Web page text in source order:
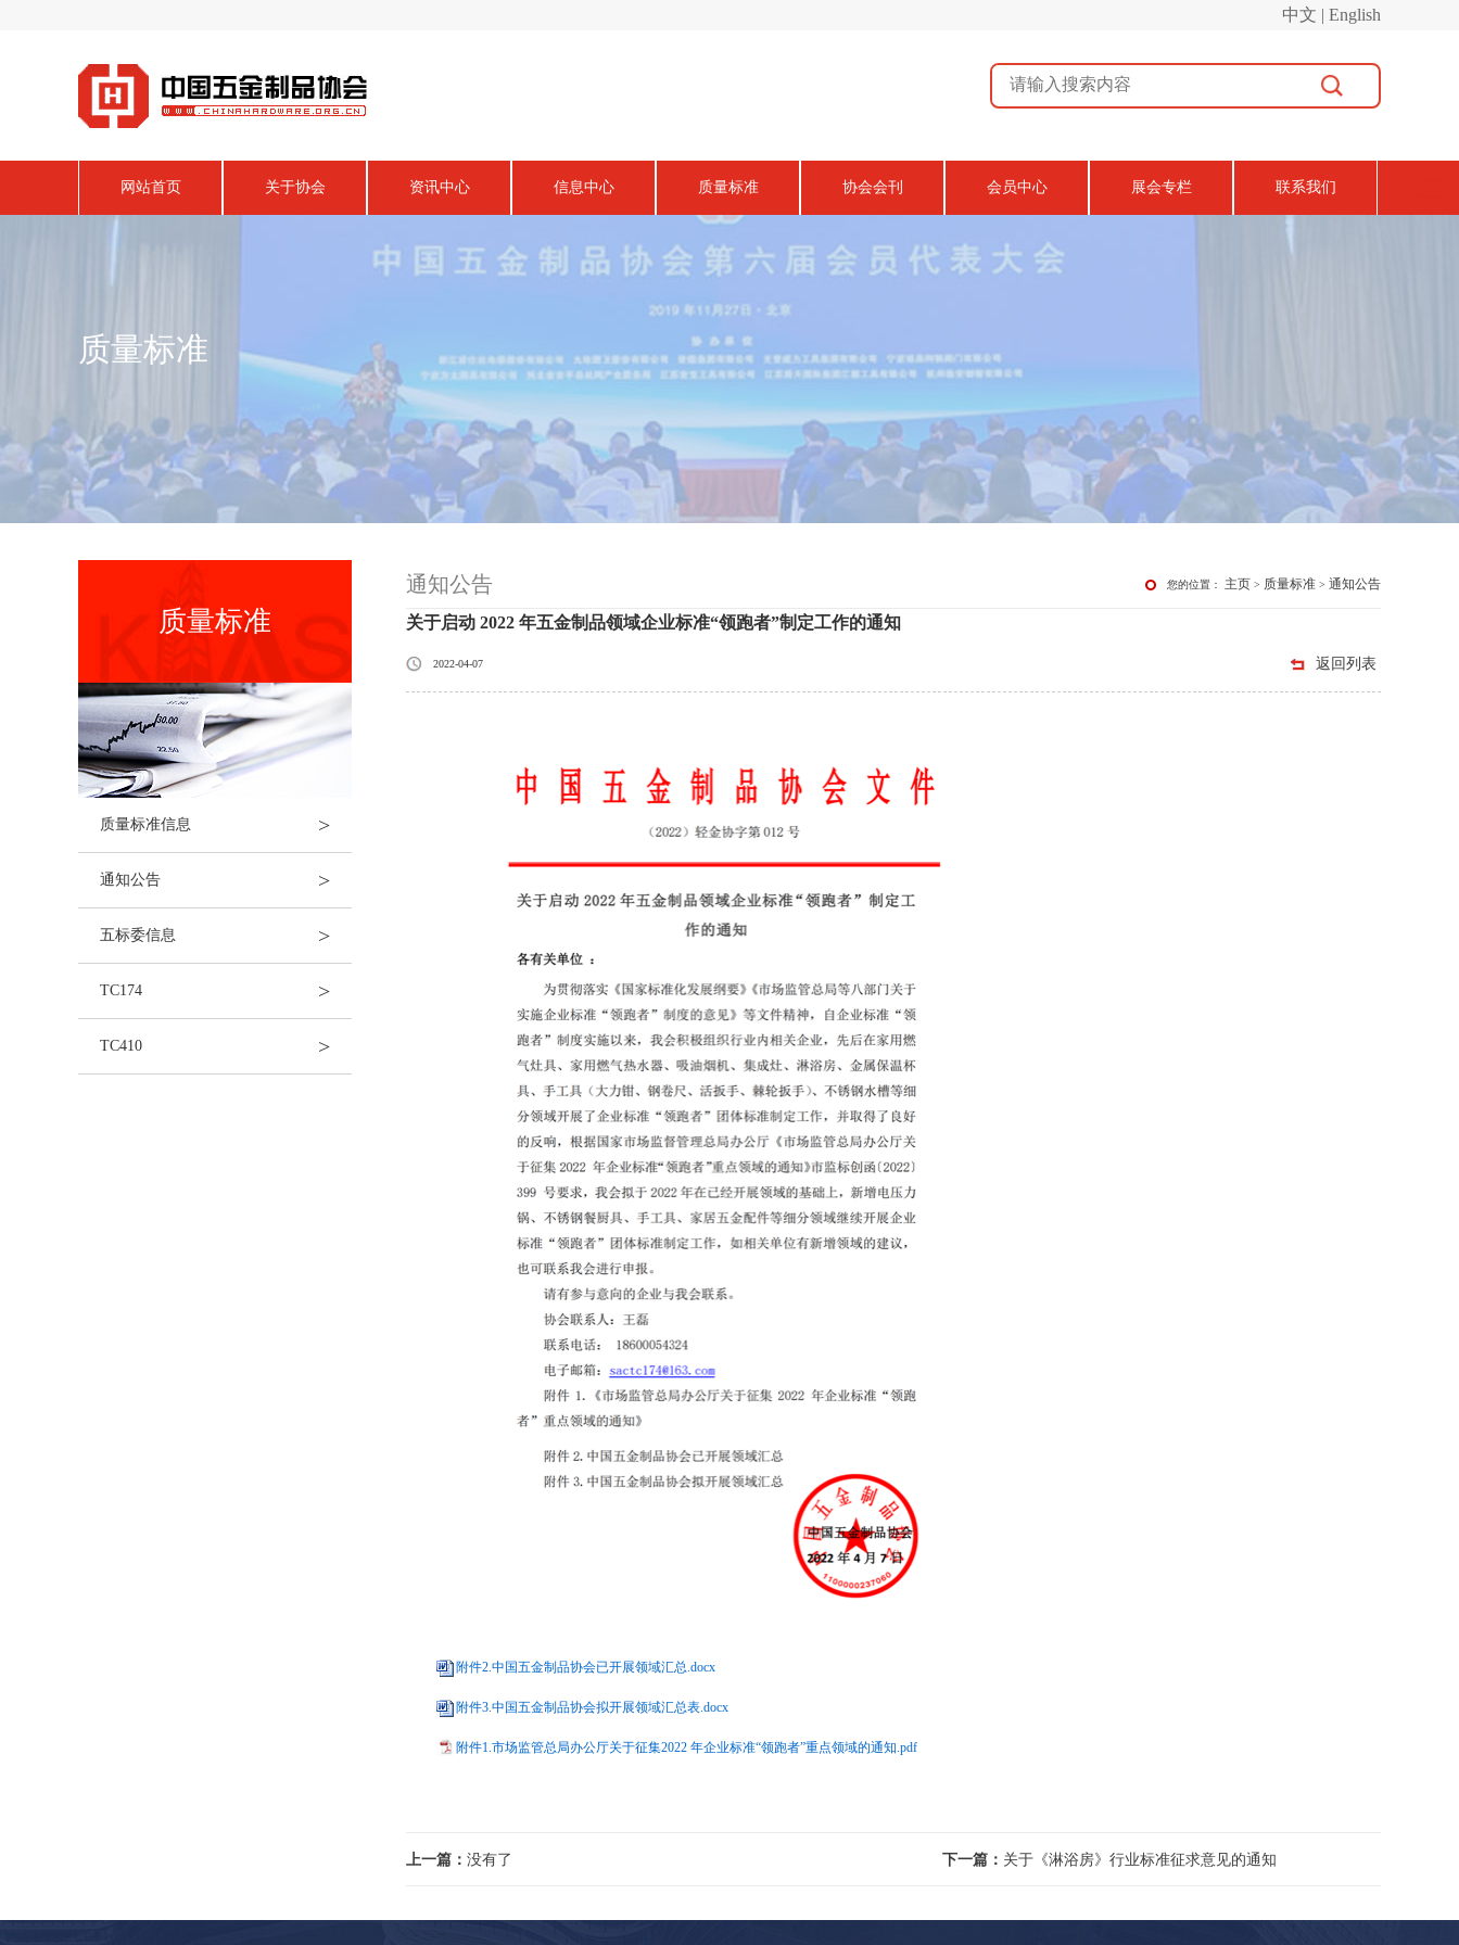
中文 | English
网站首页 关于协会 资讯中心 信息中心 质量标准 协会会刊 会员中心 展会专栏 联系我们
质量标准
质量标准
质量标准信息 >
通知公告 >
五标委信息 >
TC174 >
TC410 >
通知公告 您的位置： 主页 > 质量标准 > 通知公告
关于启动 2022 年五金制品领域企业标准“领跑者”制定工作的通知
2022-04-07 返回列表
附件2.中国五金制品协会已开展领域汇总.docx
附件3.中国五金制品协会拟开展领域汇总表.docx
附件1.市场监管总局办公厅关于征集2022 年企业标准“领跑者”重点领域的通知.pdf
上一篇： 没有了 下一篇： 关于《淋浴房》行业标准征求意见的通知